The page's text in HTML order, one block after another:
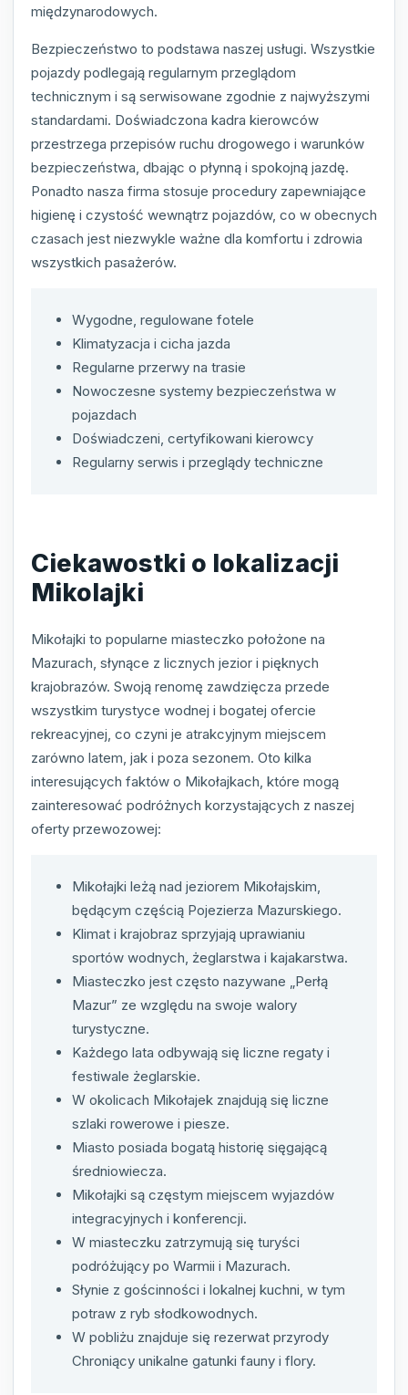
międzynarodowych.
Bezpieczeństwo to podstawa naszej usługi. Wszystkie
pojazdy podlegają regularnym przeglądom
technicznym i są serwisowane zgodnie z najwyższymi
standardami. Doświadczona kadra kierowców
przestrzega przepisów ruchu drogowego i warunków
bezpieczeństwa, dbając o płynną i spokojną jazdę.
Ponadto nasza firma stosuje procedury zapewniające
higienę i czystość wewnątrz pojazdów, co w obecnych
czasach jest niezwykle ważne dla komfortu i zdrowia
wszystkich pasażerów.
Wygodne, regulowane fotele
Klimatyzacja i cicha jazda
Regularne przerwy na trasie
Nowoczesne systemy bezpieczeństwa w
pojazdach
Doświadczeni, certyfikowani kierowcy
Regularny serwis i przeglądy techniczne
Ciekawostki o lokalizacji
Mikolajki
Mikołajki to popularne miasteczko położone na
Mazurach, słynące z licznych jezior i pięknych
krajobrazów. Swoją renomę zawdzięcza przede
wszystkim turystyce wodnej i bogatej ofercie
rekreacyjnej, co czyni je atrakcyjnym miejscem
zarówno latem, jak i poza sezonem. Oto kilka
interesujących faktów o Mikołajkach, które mogą
zainteresować podróżnych korzystających z naszej
oferty przewozowej:
Mikołajki leżą nad jeziorem Mikołajskim,
będącym częścią Pojezierza Mazurskiego.
Klimat i krajobraz sprzyjają uprawianiu
sportów wodnych, żeglarstwa i kajakarstwa.
Miasteczko jest często nazywane „Perłą
Mazur” ze względu na swoje walory
turystyczne.
Każdego lata odbywają się liczne regaty i
festiwale żeglarskie.
W okolicach Mikołajek znajdują się liczne
szlaki rowerowe i piesze.
Miasto posiada bogatą historię sięgającą
średniowiecza.
Mikołajki są częstym miejscem wyjazdów
integracyjnych i konferencji.
W miasteczku zatrzymują się turyści
podróżujący po Warmii i Mazurach.
Słynie z gościnności i lokalnej kuchni, w tym
potraw z ryb słodkowodnych.
W pobliżu znajduje się rezerwat przyrody
Chroniący unikalne gatunki fauny i flory.